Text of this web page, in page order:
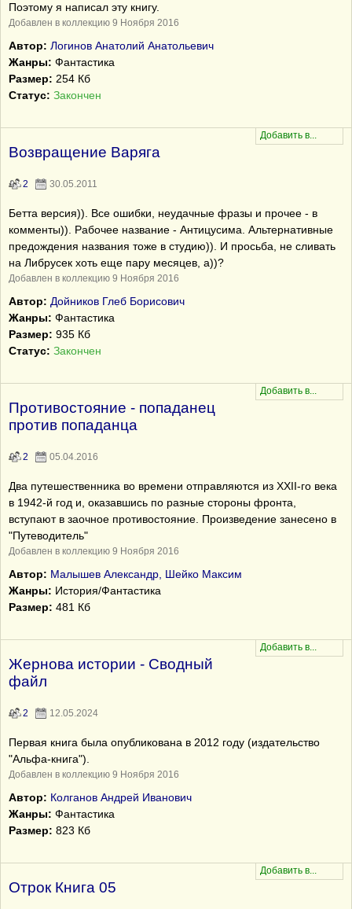
Поэтому я написал эту книгу.
Добавлен в коллекцию 9 Ноября 2016
Автор: Логинов Анатолий Анатольевич
Жанры: Фантастика
Размер: 254 Кб
Статус: Закончен
Возвращение Варяга
2 30.05.2011
Бетта версия)). Все ошибки, неудачные фразы и прочее - в
комменты)). Рабочее название - Антицусима. Альтернативные
предождения названия тоже в студию)). И просьба, не сливать
на Либрусек хоть еще пару месяцев, а))?
Добавлен в коллекцию 9 Ноября 2016
Автор: Дойников Глеб Борисович
Жанры: Фантастика
Размер: 935 Кб
Статус: Закончен
Противостояние - попаданец
против попаданца
2 05.04.2016
Два путешественника во времени отправляются из XXII-го века
в 1942-й год и, оказавшись по разные стороны фронта,
вступают в заочное противостояние. Произведение занесено в
"Путеводитель"
Добавлен в коллекцию 9 Ноября 2016
Автор: Малышев Александр, Шейко Максим
Жанры: История/Фантастика
Размер: 481 Кб
Жернова истории - Сводный
файл
2 12.05.2024
Первая книга была опубликована в 2012 году (издательство
"Альфа-книга").
Добавлен в коллекцию 9 Ноября 2016
Автор: Колганов Андрей Иванович
Жанры: Фантастика
Размер: 823 Кб
Отрок Книга 05